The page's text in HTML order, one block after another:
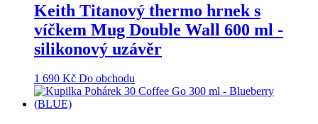
Keith Titanový thermo hrnek s
víčkem Mug Double Wall 600 ml -
silikonový uzávěr
1 690 Kč Do obchodu